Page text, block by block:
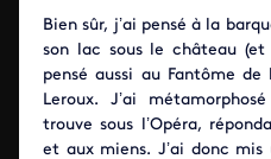
Bien sûr, j’ai pensé à la
son lac sous le château (et
pensé aussi au Fantôme de
Leroux. J’ai
trouve sous l’Opéra,
et aux miens. J’ai donc mis